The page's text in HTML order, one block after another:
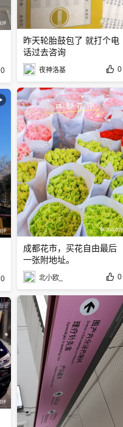
0
0
昨天轮胎鼓包了 就打个电
话过去咨询
夜神洛基 0
成都花市，买花自由最后
一张附地址。
北小欧_ 0